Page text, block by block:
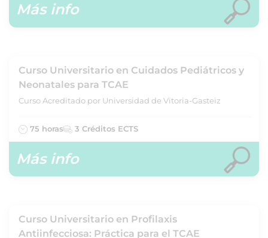
Más info
Curso Universitario en Cuidados Pediátricos y
Neonatales para TCAE
Curso Acreditado por Universidad de Vitoria-Gasteiz
75 horas 3 Créditos ECTS
Más info
Curso Universitario en Profilaxis
Antiinfecciosa: Práctica para el TCAE